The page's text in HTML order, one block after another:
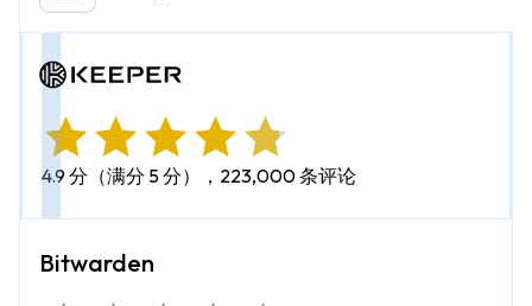
4.9 分（满分 5 分），223,000 条评论